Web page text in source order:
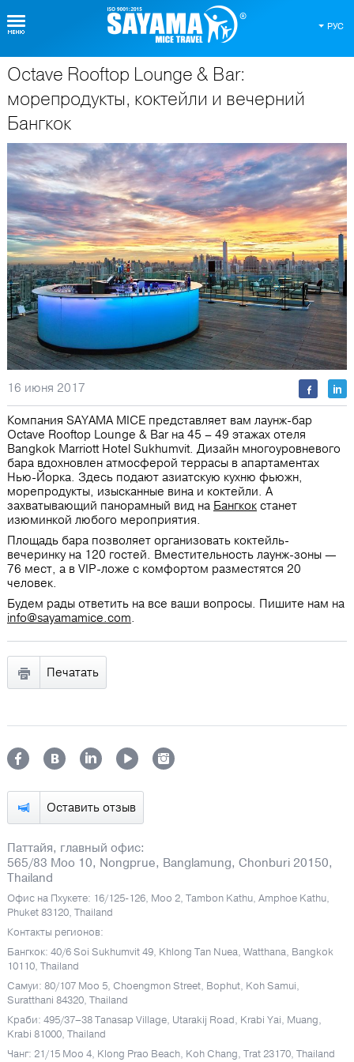
РУС
О Таиланде
Оставить отзыв
Паттайя, главный офис:
565/83 Moo 10, Nongprue, Banglamung, Chonburi 20150,
Thailand
Офис на Пхукете: 16/125-126, Moo 2, Tambon Kathu, Amphoe Kathu,
Phuket 83120, Thailand
Контакты регионов:
Бангкок: 40/6 Soi Sukhumvit 49, Khlong Tan Nuea, Watthana, Bangkok
10110, Thailand
Самуи: 80/107 Moo 5, Choengmon Street, Bophut, Koh Samui,
Suratthani 84320, Thailand
Краби: 495/37–38 Tanasap Village, Utarakij Road, Krabi Yai, Muang,
Krabi 81000, Thailand
Чанг: 21/15 Moo 4, Klong Prao Beach, Koh Chang, Trat 23170, Thailand
Octave Rooftop Lounge & Bar:
морепродукты, коктейли и вечерний
Бангкок
16 июня 2017
Компания SAYAMA MICE представляет вам лаунж-бар
Octave Rooftop Lounge & Bar на 45 – 49 этажах отеля
Bangkok Marriott Hotel Sukhumvit. Дизайн многоуровневого
бара вдохновлен атмосферой террасы в апартаментах
Нью-Йорка. Здесь подают азиатскую кухню фьюжн,
морепродукты, изысканные вина и коктейли. А
захватывающий панорамный вид на Бангкок станет
изюминкой любого мероприятия.
Площадь бара позволяет организовать коктейль-
вечеринку на 120 гостей. Вместительность лаунж-зоны —
76 мест, а в VIP-ложе с комфортом разместятся 20
человек.
Будем рады ответить на все ваши вопросы. Пишите нам на
info@sayamamice.com.
Печатать